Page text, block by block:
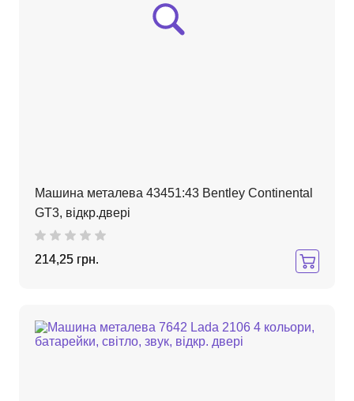
Машина металева 43451:43 Bentley Continental
GT3, відкр.двері
214,25 грн.